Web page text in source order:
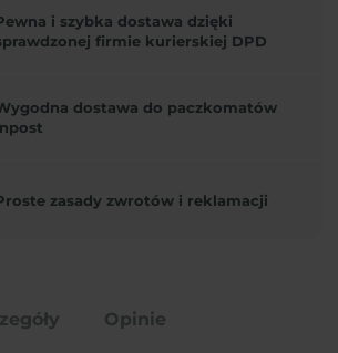
i szybka dostawa dzięki
firmie kurierskiej DPD
dostawa do paczkomatów
zasady zwrotów i reklamacji
Opinie